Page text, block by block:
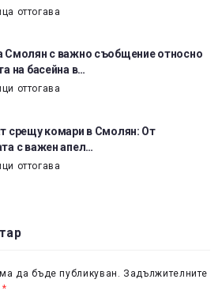
оттогава
Смолян с важно съобщение относно
на басейна в…
оттогава
срещу комари в Смолян: От
с важен апел…
оттогава
да бъде публикуван. Задължителните
*